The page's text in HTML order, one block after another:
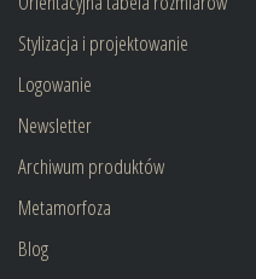
Stylizacja i projektowanie
Logowanie
Newsletter
Archiwum produktów
Metamorfoza
Blog